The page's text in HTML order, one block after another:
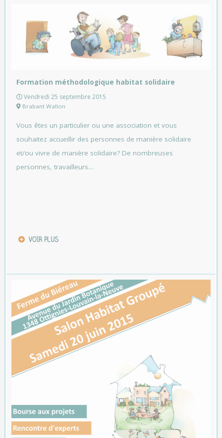
Formation méthodologique habitat solidaire
Vendredi 25 septembre 2015
Brabant Wallon
Vous êtes un particulier ou une association et vous
souhaitez accueillir des personnes de manière solidaire
et/ou vivre de manière solidaire? De nombreuses
personnes, travailleurs…
VOIR PLUS